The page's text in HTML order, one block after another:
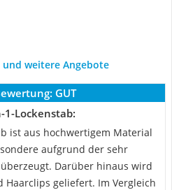
und weitere Angebote
GUT
1-Lockenstab:
ist aus hochwertigem Material
aufgrund der sehr
Darüber hinaus wird
geliefert. Im Vergleich